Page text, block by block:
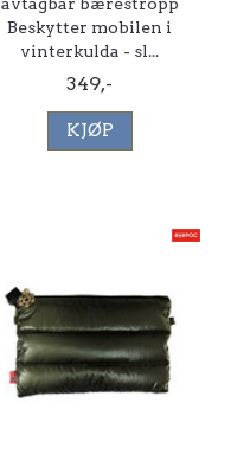
Beskytter mobilen i
vinterkulda - sl...
349,-
KJØP